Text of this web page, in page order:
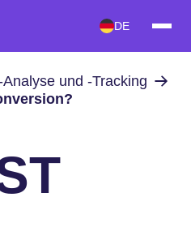
DE
und -Tracking